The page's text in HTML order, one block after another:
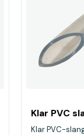
Klar PVC
Klar PVC-